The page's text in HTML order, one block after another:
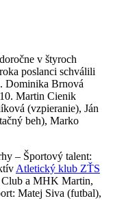
v štyroch
poslanci schválili
Dominika Brnová
Martin Cienik
(vzpieranie), Ján
beh), Marko
– Športový talent:
Atletický klub ZŤS
Club a MHK Martin,
Matej Siva (futbal),